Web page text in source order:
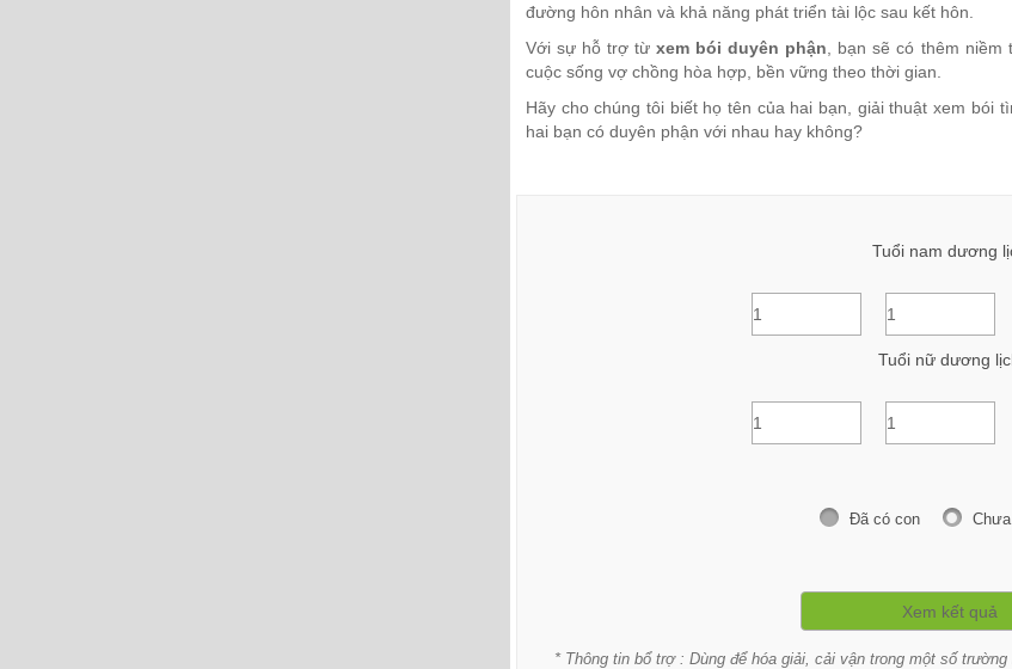
đường hôn nhân và khả năng phát triển tài lộc sau kết hôn.
Với sự hỗ trợ từxem bói duyên phận , bạn sẽ có thêm
cuộc sống vợ chồng hòa hợp, bền vững theo thời gian.
Hãy cho chúng tôi biết họ tên của hai bạn, giải thuật xem bói
hai bạn có duyên phận với nhau hay không?
Tuổi nam dương
Tuổi nữ dương
Đã có con
* Thông tin bổ trợ : Dùng để hóa giải, cải vận trong một số